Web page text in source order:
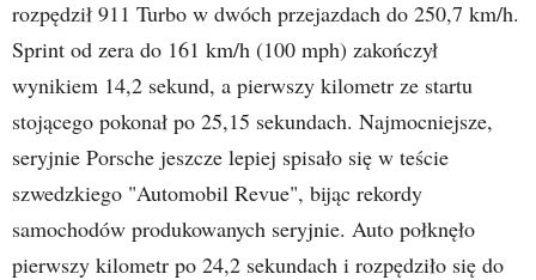
rozpędził 911 Turbo w dwóch przejazdach do 250,7 km/h.
Sprint od zera do 161 km/h (100 mph) zakończył
wynikiem 14,2 sekund, a pierwszy kilometr ze startu
stojącego pokonał po 25,15 sekundach. Najmocniejsze,
seryjnie Porsche jeszcze lepiej spisało się w teście
szwedzkiego "Automobil Revue", bijąc rekordy
samochodów produkowanych seryjnie. Auto połknęło
pierwszy kilometr po 24,2 sekundach i rozpędziło się do